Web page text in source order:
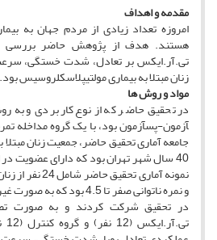
مقدمه و اهداف
امروزه تعداد زیادی از مردم جهان به
هستند. هدف از پژوهش حاضر بررسی
تی.آر.ایکس بر تعادل، شدت خستگی،
زنان مبتلا به بیماری مولتیپل­اسکلروسیس بود.
مواد و روش­ ها
در تحقیق حاضر که از نوع کاربردی و به
آزمون-پس­آزمون بود، با یک گروه مداخله
40 سال شهر تهران بود که دارای عضویت
و نمره ناتوانی صفر تا 4.5
در تحقیق شرکت کردند و به صورت